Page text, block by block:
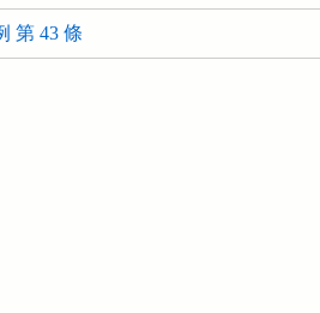
第 43 條